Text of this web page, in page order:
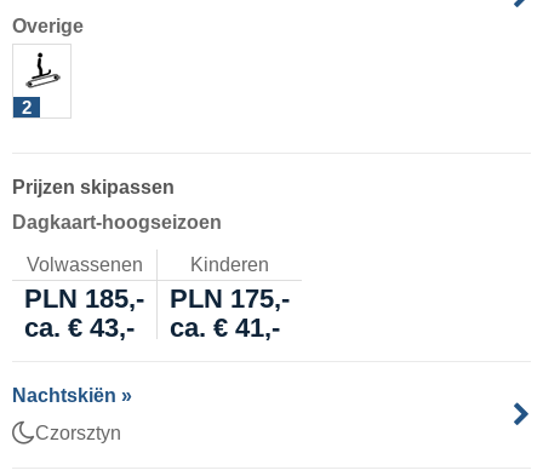
Overige
2
Prijzen skipassen
Dagkaart-hoogseizoen
Volwassenen Kinderen
PLN 185,-
PLN 175,-
ca. € 43,-
ca. € 41,-
Nachtskiën »
Czorsztyn